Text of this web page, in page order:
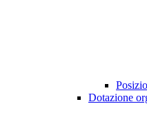
Dotazione